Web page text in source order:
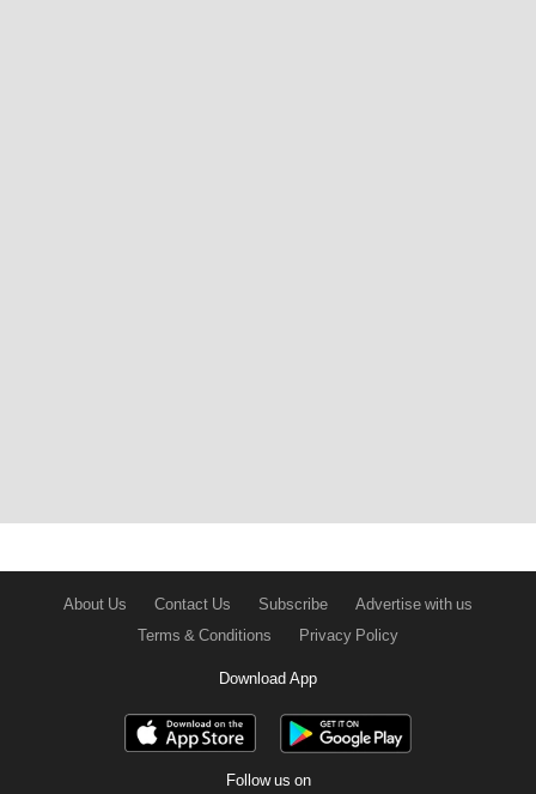
About Us Contact Us Subscribe
Advertise with us
Terms & Conditions
Privacy Policy
Download App
Follow us on